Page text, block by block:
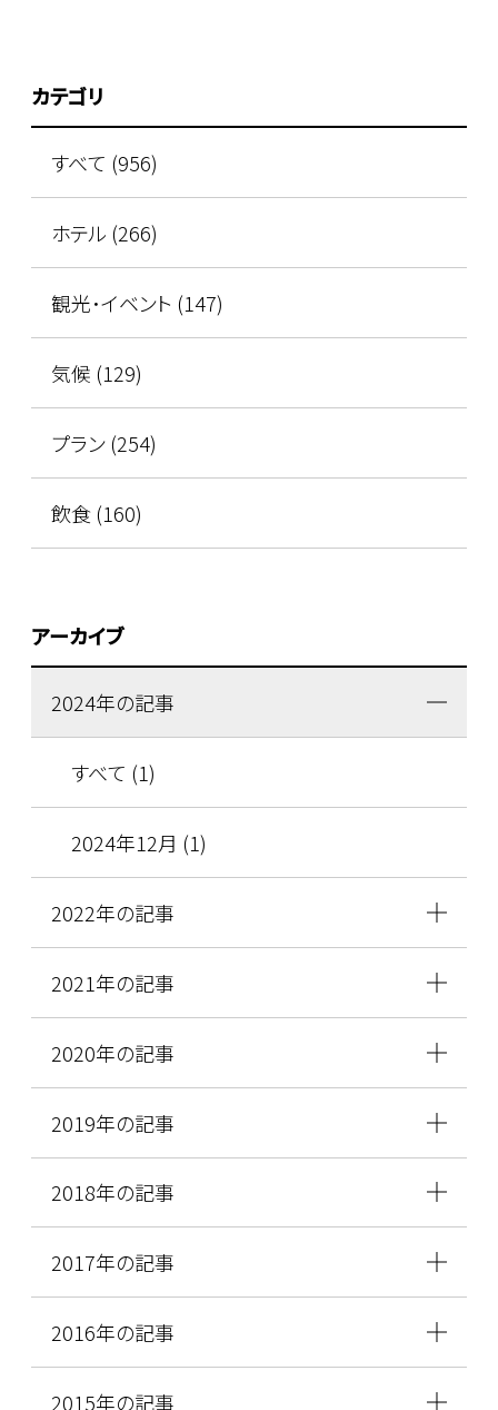
カテゴリ
すべて (956)
ホテル (266)
観光･イベント (147)
気候 (129)
プラン (254)
飲食 (160)
アーカイブ
2024年の記事
すべて (1)
2024年12月 (1)
2022年の記事
2021年の記事
2020年の記事
2019年の記事
2018年の記事
2017年の記事
2016年の記事
2015年の記事